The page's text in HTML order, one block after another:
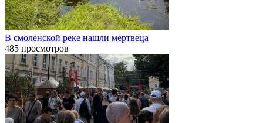
В смоленской реке нашли мертвеца
485 просмотров